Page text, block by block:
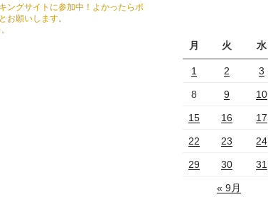
ングサイトに参加中！よかったらポ
お願いします。
月
火 水
« 9月
1 2 3
8 9 10
15 16 17
22 23 24
29 30 31